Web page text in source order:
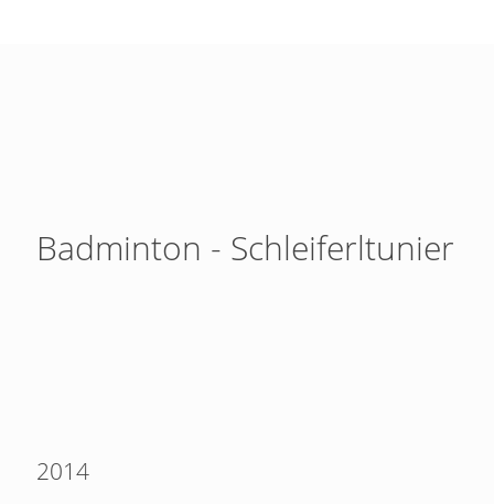
Badminton - Schleiferltunier
2014